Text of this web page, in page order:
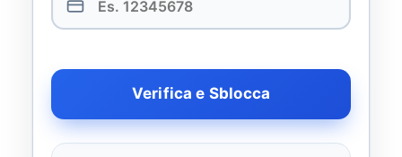
Verifica e Sblocca